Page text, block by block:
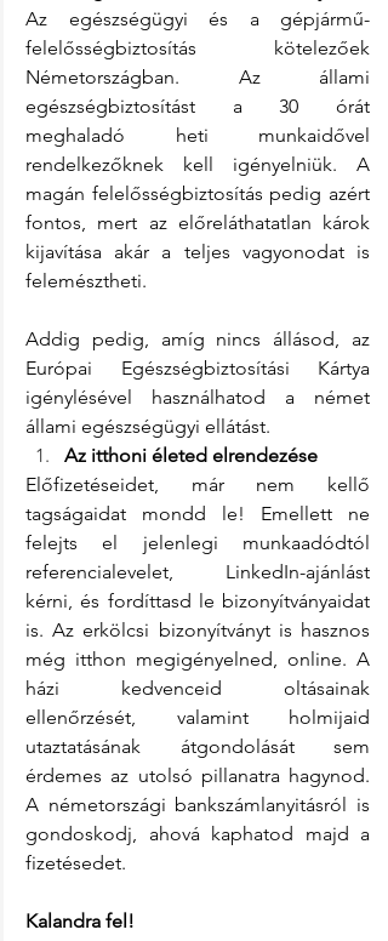
Az egészségügyi és a gépjármű-
felelősségbiztosítás kötelezőek
Németországban. Az állami
egészségbiztosítást a 30 órát
meghaladó heti munkaidővel
rendelkezőknek kell igényelniük. A
magán felelősségbiztosítás pedig azért
fontos, mert az előreláthatatlan károk
kijavítása akár a teljes vagyonodat is
felemésztheti.
Addig pedig, amíg nincs állásod, az
Európai Egészségbiztosítási Kártya
igénylésével használhatod a német
állami egészségügyi ellátást.
Az itthoni életed elrendezése
Előfizetéseidet, már nem kellő
tagságaidat mondd le! Emellett ne
felejts el jelenlegi munkaadódtól
referencialevelet, LinkedIn-ajánlást
kérni, és fordíttasd le bizonyítványaidat
is. Az erkölcsi bizonyítványt is hasznos
még itthon megigényelned, online. A
házi kedvenceid oltásainak
ellenőrzését, valamint holmijaid
utaztatásának átgondolását sem
érdemes az utolsó pillanatra hagynod.
A németországi bankszámlanyitásról is
gondoskodj, ahová kaphatod majd a
fizetésedet.
Kalandra fel!